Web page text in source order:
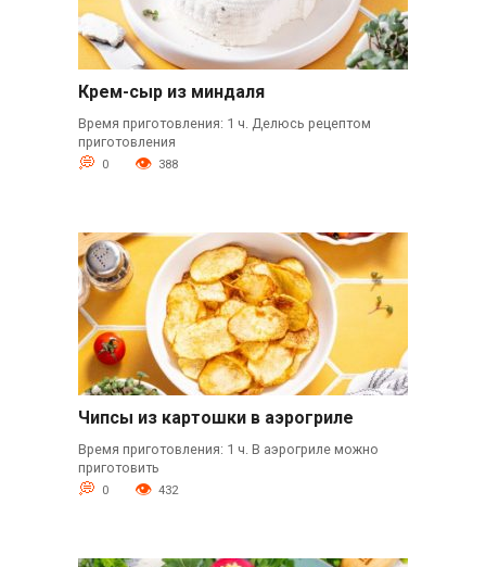
Крем-сыр из миндаля
Время приготовления: 1 ч. Делюсь рецептом
приготовления
0 388
Чипсы из картошки в аэрогриле
Время приготовления: 1 ч. В аэрогриле можно
приготовить
0 432